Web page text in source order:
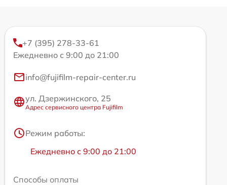
+7 (395) 278-33-61
Ежедневно с 9:00 до 21:00
info@fujifilm-repair-center.ru
ул. Дзержинского, 25
Адрес сервисного центра Fujifilm
Режим работы:
Ежедневно с 9:00 до 21:00
Способы оплаты